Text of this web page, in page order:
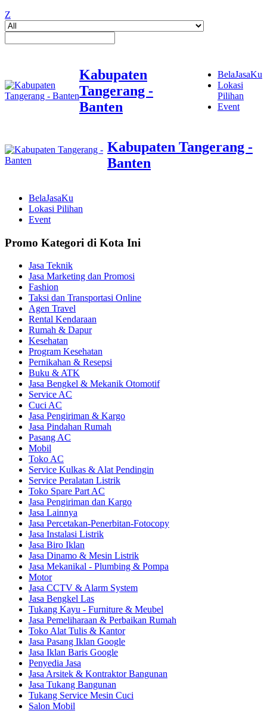
Z
Kabupaten
Tangerang -
Banten
BelaJasaKu
Lokasi
Pilihan
Event
Kabupaten Tangerang -
Banten
BelaJasaKu
Lokasi Pilihan
Event
Promo Kategori di Kota Ini
Jasa Teknik
Jasa Marketing dan Promosi
Fashion
Taksi dan Transportasi Online
Agen Travel
Rental Kendaraan
Rumah & Dapur
Kesehatan
Program Kesehatan
Pernikahan & Resepsi
Buku & ATK
Jasa Bengkel & Mekanik Otomotif
Service AC
Cuci AC
Jasa Pengiriman & Kargo
Jasa Pindahan Rumah
Pasang AC
Mobil
Toko AC
Service Kulkas & Alat Pendingin
Service Peralatan Listrik
Toko Spare Part AC
Jasa Pengiriman dan Kargo
Jasa Lainnya
Jasa Percetakan-Penerbitan-Fotocopy
Jasa Instalasi Listrik
Jasa Biro Iklan
Jasa Dinamo & Mesin Listrik
Jasa Mekanikal - Plumbing & Pompa
Motor
Jasa CCTV & Alarm System
Jasa Bengkel Las
Tukang Kayu - Furniture & Meubel
Jasa Pemeliharaan & Perbaikan Rumah
Toko Alat Tulis & Kantor
Jasa Pasang Iklan Google
Jasa Iklan Baris Google
Penyedia Jasa
Jasa Arsitek & Kontraktor Bangunan
Jasa Tukang Bangunan
Tukang Service Mesin Cuci
Salon Mobil